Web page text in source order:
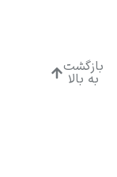
بازگشت
به بالا